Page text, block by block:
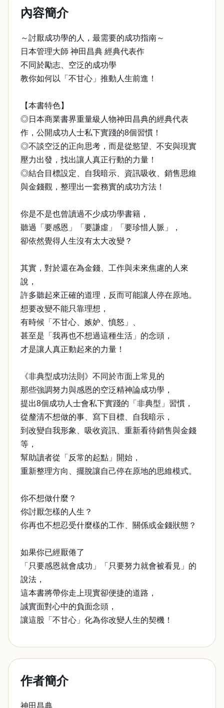
內容簡介
～討厭成功學的人，最需要的成功指南～
日本管理大師 神田昌典 經典代表作
不同於勵志、空泛的成功學
教你如何以「不甘心」推動人生前進！
【本書特色】
◎日本商業書界重量級人物神田昌典的經典代表
作，公開成功人士私下實踐的8個習慣！
◎不談空泛的正向思考，而是從慾望、不安與現實
壓力出發，找出讓人真正行動的力量！
◎結合目標設定、自我暗示、資訊吸收、銷售思維
與金錢觀，整理出一套務實的成功方法！
你是不是也曾讀過不少成功學書籍，
聽過「要感恩」「要謙虛」「要珍惜人脈」，
卻依然覺得人生沒有太大改變？
其實，對於還在為金錢、工作與未來焦慮的人來
說，
許多聽起來正確的道理，反而可能讓人停在原地。
想要改變不能只靠理想，
有時候「不甘心、嫉妒、憤怒」、
甚至是「我再也不想過這種生活」的念頭，
才是讓人真正動起來的力量！
《非典型成功法則》不同於市面上常見的
那些強調努力與感恩的空泛精神論成功學，
提出8個成功人士會私下實踐的「非典型」習慣，
從釐清不想做的事、寫下目標、自我暗示，
到改變自我形象、吸收資訊、重新看待銷售與金錢
等，
幫助讀者從「反常的起點」開始，
重新整理方向、擺脫讓自己停在原地的思維模式。
你不想做什麼？
你討厭怎樣的人生？
你再也不想忍受什麼樣的工作、關係或金錢狀態？
如果你已經厭倦了
「只要感恩就會成功」「只要努力就會被看見」的
說法，
這本書將帶你走上現實卻便捷的道路，
誠實面對心中的負面念頭，
讓這股「不甘心」化為你改變人生的契機！
作者簡介
神田昌典